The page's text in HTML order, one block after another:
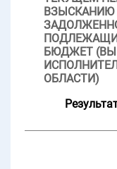
ВЗЫСКАНИЮ
БЮДЖЕТ
ОБЛАСТИ)